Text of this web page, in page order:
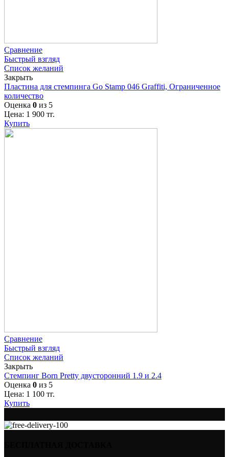
Сравнение
Быстрый взгляд
Список желаний
Закрыть
Пластина для стемпинга Go Stamp 046 Graffiti, Ограниченное
количество
Оценка 0 из 5
Цена: 1 900 тг.
Купить
Сравнение
Быстрый взгляд
Список желаний
Закрыть
Стемпинг Born Pretty двусторонний 1.9 и 2.4
Оценка 0 из 5
Цена: 1 100 тг.
Купить